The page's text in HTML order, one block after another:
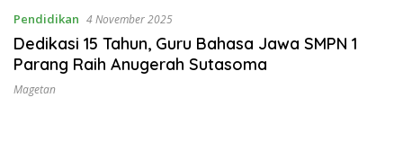
Pendidikan 4 November 2025
Dedikasi 15 Tahun, Guru Bahasa Jawa SMPN 1
Parang Raih Anugerah Sutasoma
Magetan